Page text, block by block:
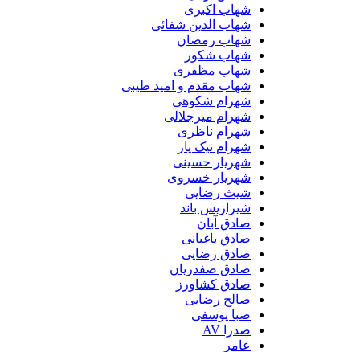
شهاب اکبری
شهاب الدین شفائی
شهاب رمضان
شهاب شکور
شهاب مظفری
شهاب مقدم و امید طیبی
شهرام شکوهی
شهرام میرجلالی
شهرام ناظری
شهرام نیک یار
شهریار حسینی
شهریار خسروی
شیث رضایی
شیرازیس باند
صادق آبان
صادق باغبانی
صادق رضایی
صادق صفدریان
صادق کشاورز
صالح رضایی
صبا یوسفی